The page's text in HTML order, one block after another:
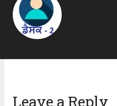
Leave a Reply